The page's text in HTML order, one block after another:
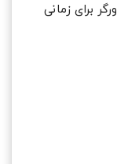
برای زمانی